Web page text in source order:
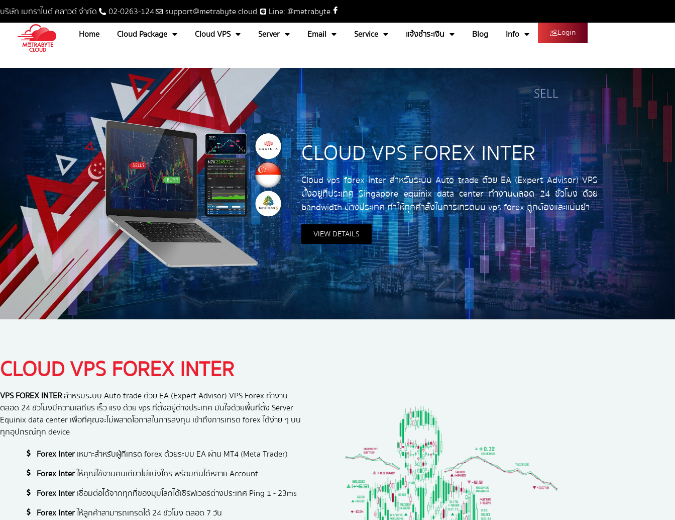
บริษัท เมทราไบต์ คลาวด์ จำกัด 02-0263-124 support@metrabyte.cloud
Line: @metrabyte
Home
Cloud Package Cloud VPS Server Email Service แจ้งชำระเงิน Blog Info Login
CLOUD VPS FOREX INTER
Cloud vps forex inter สำหรับระบบ Auto trade ด้วย EA (Expert Advisor) VPS
ตั้งอยู่ที่ประเทศ Singapore equinix data center ทำงานตลอด 24 ชั่วโมง ด้วย
bandwidth ต่างประเทศ ทำให้ทุกคำสั่งในการเทรดบน vps forex ถูกต้องและแม่นยำ
VIEW DETAILS
CLOUD VPS FOREX INTER
VPS FOREX INTERสำหรับระบบ Auto trade ด้วย EA (Expert Advisor) VPS Forex ทำงาน
ตลอด 24 ชั่วโมงมีความเสถียร เร็ว แรง ด้วย vps ที่ตั้งอยู่ต่างประเทศ มั่นใจด้วยพื้นที่ตั้ง Server
Equinix data center เพื่อที่คุณจะไม่พลาดโอกาสในการลงทุน เข้าถึงการเทรด forex ได้ง่าย ๆ บน
ทุกอุปกรณ์ทุก device
Forex Interเหมาะสำหรับผู้ทีเทรด forex ด้วยระบบ EA ผ่าน MT4 (Meta Trader)
Forex Interให้คุณใช้งานคนเดียวไม่แบ่งใคร พร้อมกันได้หลาย Account
Forex Interเชื่อมต่อได้จากทุกที่ของมุมโลกได้เซิร์ฟเวอร์ต่างประเทศ Ping 1 - 23ms
Forex Interให้ลูกค้าสามารถเทรดได้ 24 ชั่วโมง ตลอด 7 วัน